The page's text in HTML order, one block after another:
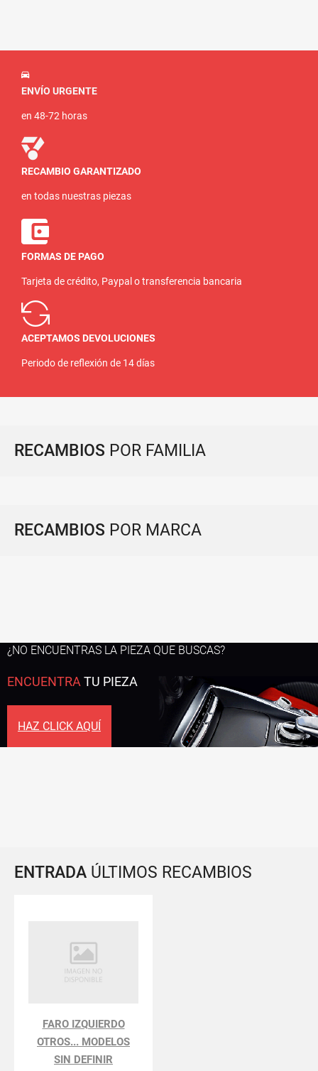
ENVÍO URGENTE
en 48-72 horas
RECAMBIO GARANTIZADO
en todas nuestras piezas
FORMAS DE PAGO
Tarjeta de crédito, Paypal o transferencia bancaria
ACEPTAMOS DEVOLUCIONES
Periodo de reflexión de 14 días
RECAMBIOS POR FAMILIA
RECAMBIOS POR MARCA
¿NO ENCUENTRAS LA PIEZA QUE BUSCAS?
ENCUENTRA TU PIEZA
HAZ CLICK AQUÍ
ENTRADA ÚLTIMOS RECAMBIOS
FARO IZQUIERDO
OTROS... MODELOS
SIN DEFINIR